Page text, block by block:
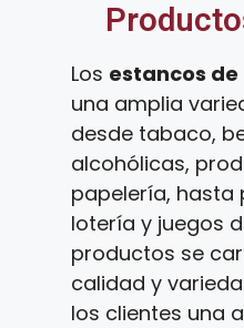
Los estancos
una amplia
desde tabaco,
alcohólicas,
papelería, hasta
lotería y juegos
productos se
calidad y
los clientes una